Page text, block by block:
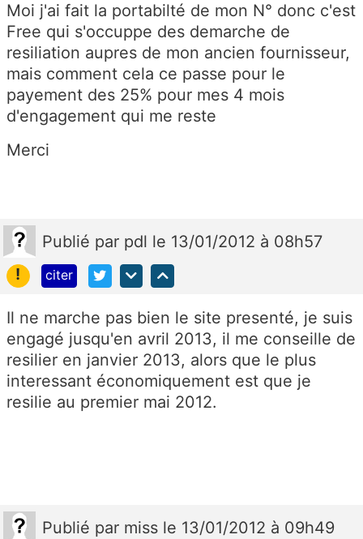
Moi j'ai fait la portabilté de mon N° donc c'est
Free qui s'occuppe des demarche de
resiliation aupres de mon ancien fournisseur,
mais comment cela ce passe pour le
payement des 25% pour mes 4 mois
d'engagement qui me reste
Merci
Publié par pdl le 13/01/2012 à 08h57
!
citer
Il ne marche pas bien le site presenté, je suis
engagé jusqu'en avril 2013, il me conseille de
resilier en janvier 2013, alors que le plus
interessant économiquement est que je
resilie au premier mai 2012.
Publié par miss le 13/01/2012 à 09h49